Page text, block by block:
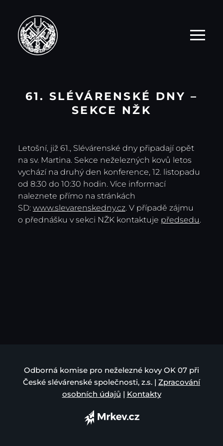
61. SLÉVÁRENSKÉ DNY –
SEKCE NŽK
Letošní, již 61., Slévárenské dny připadají opět
na sv. Martina. Sekce neželezných kovů letos
vychází na druhý den konference, 12. listopadu
od 8:30 do 10:30 hodin. Více informací
naleznete přímo na stránkách
SD: www.slevarenskedny.cz. V případě zájmu
o přednášku v sekci NŽK kontaktuje předsedu.
Odborná komise pro neželezné kovy OK 07 při
České slévárenské společnosti, z.s. | Zpracování
osobních údajů | Kontakty